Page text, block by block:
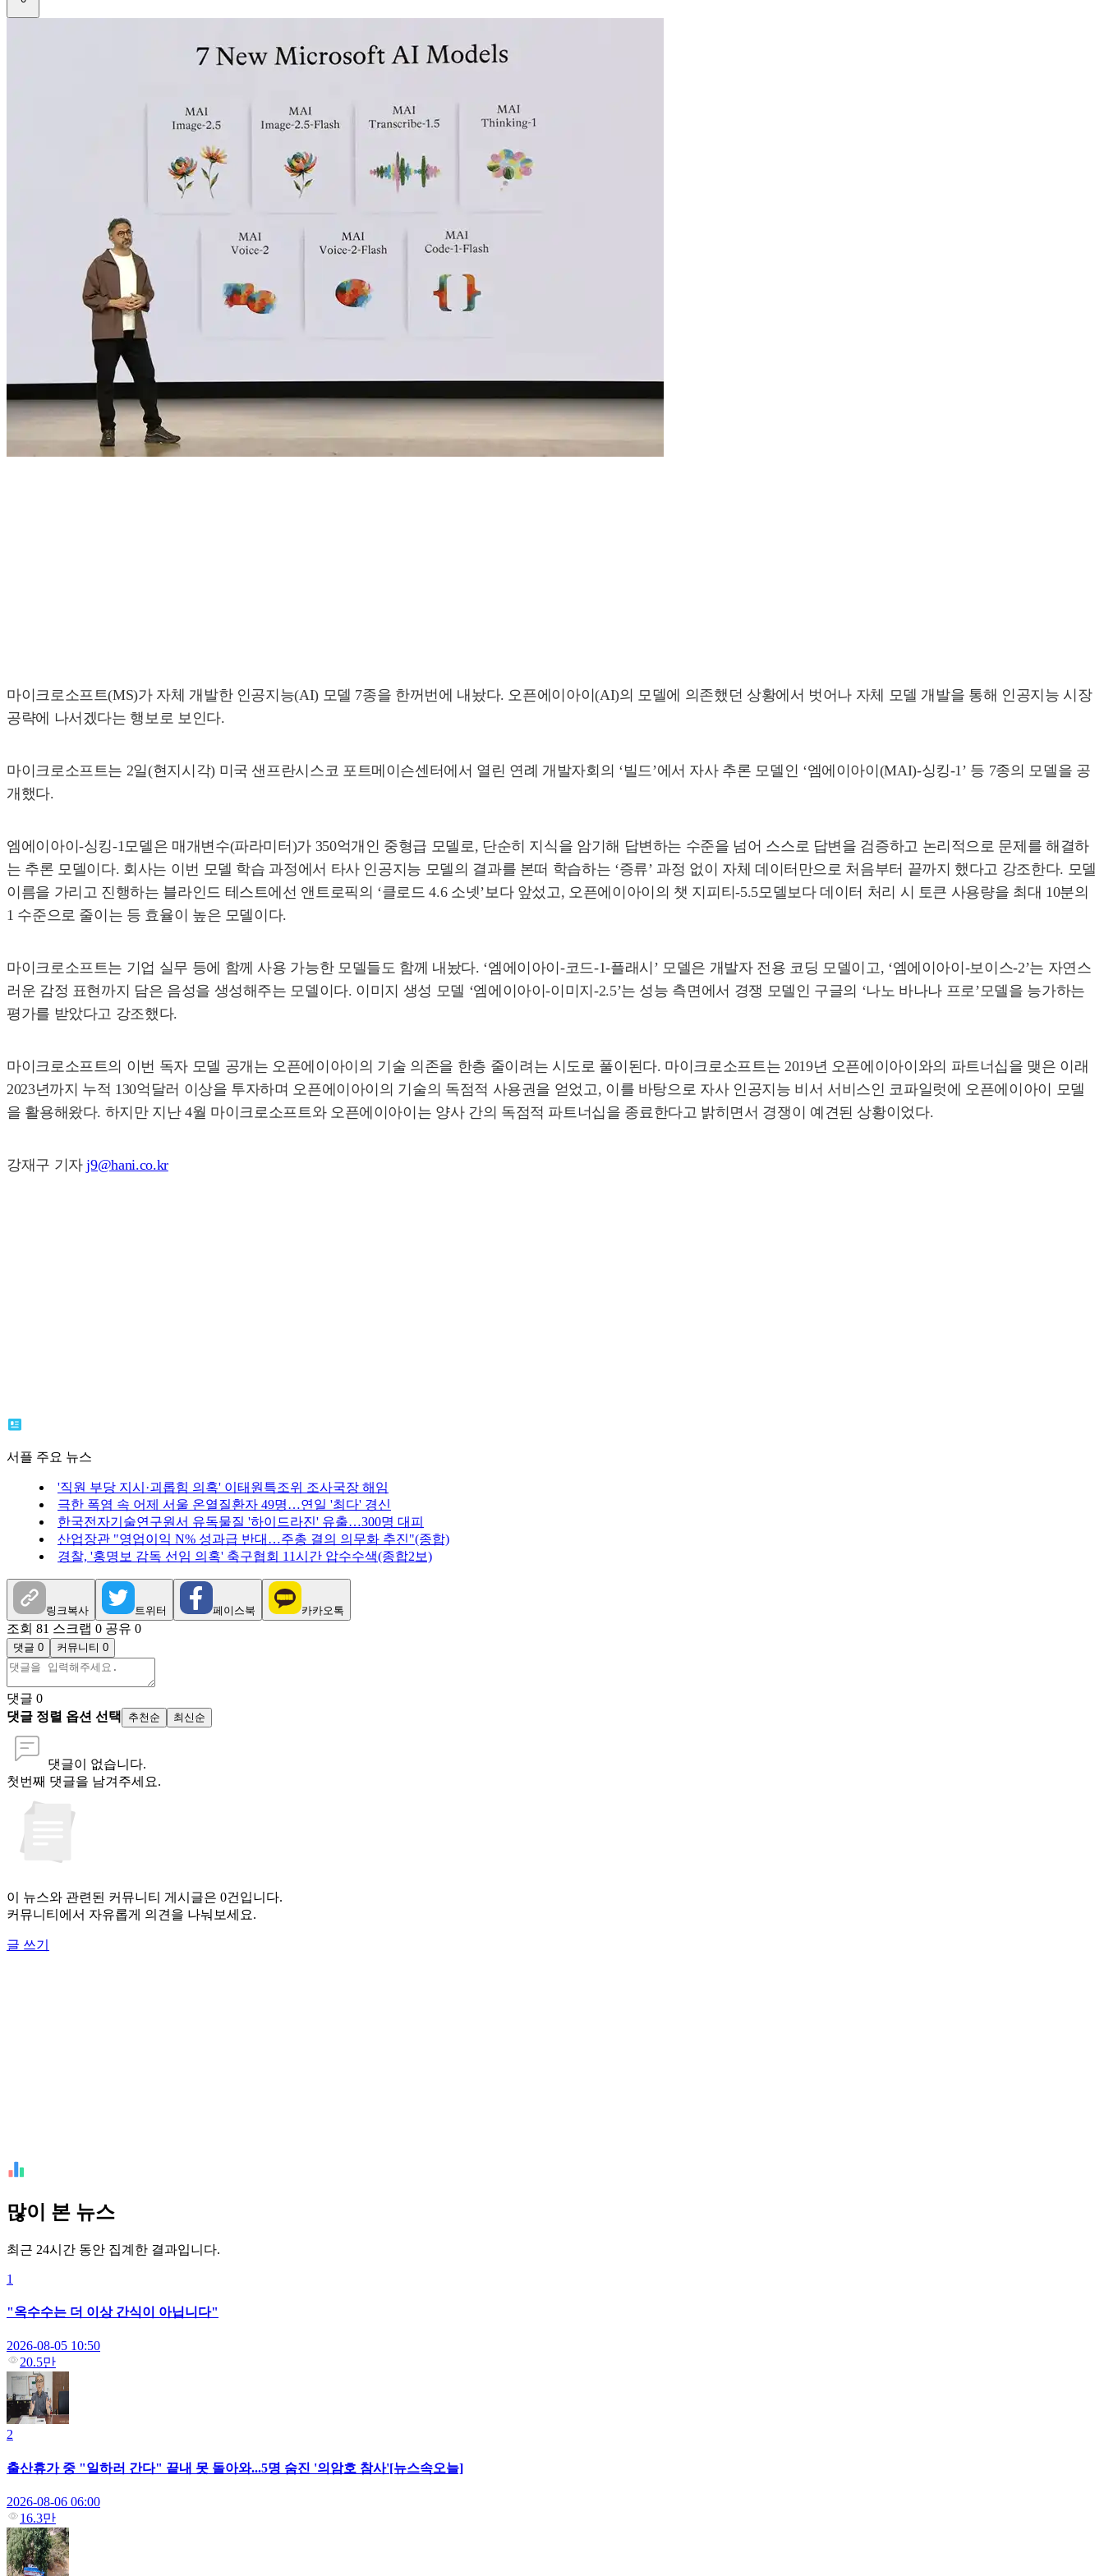
마이크로소프트(MS)가 자체 개발한 인공지능(AI) 모델 7종을 한꺼번에 내놨다. 오픈에이아이(AI)의 모델에 의존했던 상황에서 벗어나 자체 모델 개발을 통해 인공지능 시장
공략에 나서겠다는 행보로 보인다.
마이크로소프트는 2일(현지시각) 미국 샌프란시스코 포트메이슨센터에서 열린 연례 개발자회의 ‘빌드’에서 자사 추론 모델인 ‘엠에이아이(MAI)-싱킹-1’ 등 7종의 모델을 공
개했다.
엠에이아이-싱킹-1모델은 매개변수(파라미터)가 350억개인 중형급 모델로, 단순히 지식을 암기해 답변하는 수준을 넘어 스스로 답변을 검증하고 논리적으로 문제를 해결하
는 추론 모델이다. 회사는 이번 모델 학습 과정에서 타사 인공지능 모델의 결과를 본떠 학습하는 ‘증류’ 과정 없이 자체 데이터만으로 처음부터 끝까지 했다고 강조한다. 모델
이름을 가리고 진행하는 블라인드 테스트에선 앤트로픽의 ‘클로드 4.6 소넷’보다 앞섰고, 오픈에이아이의 챗 지피티-5.5모델보다 데이터 처리 시 토큰 사용량을 최대 10분의
1 수준으로 줄이는 등 효율이 높은 모델이다.
마이크로소프트는 기업 실무 등에 함께 사용 가능한 모델들도 함께 내놨다. ‘엠에이아이-코드-1-플래시’ 모델은 개발자 전용 코딩 모델이고, ‘엠에이아이-보이스-2’는 자연스
러운 감정 표현까지 담은 음성을 생성해주는 모델이다. 이미지 생성 모델 ‘엠에이아이-이미지-2.5’는 성능 측면에서 경쟁 모델인 구글의 ‘나노 바나나 프로’모델을 능가하는
평가를 받았다고 강조했다.
마이크로소프트의 이번 독자 모델 공개는 오픈에이아이의 기술 의존을 한층 줄이려는 시도로 풀이된다. 마이크로소프트는 2019년 오픈에이아이와의 파트너십을 맺은 이래
2023년까지 누적 130억달러 이상을 투자하며 오픈에이아이의 기술의 독점적 사용권을 얻었고, 이를 바탕으로 자사 인공지능 비서 서비스인 코파일럿에 오픈에이아이 모델
을 활용해왔다. 하지만 지난 4월 마이크로소프트와 오픈에이아이는 양사 간의 독점적 파트너십을 종료한다고 밝히면서 경쟁이 예견된 상황이었다.
강재구 기자j9@hani.co.kr
서플 주요 뉴스
'직원 부당 지시·괴롭힘 의혹' 이태원특조위 조사국장 해임
극한 폭염 속 어제 서울 온열질환자 49명…연일 '최다' 경신
한국전자기술연구원서 유독물질 '하이드라진' 유출…300명 대피
산업장관 "영업이익 N% 성과급 반대…주총 결의 의무화 추진"(종합)
경찰, '홍명보 감독 선임 의혹' 축구협회 11시간 압수수색(종합2보)
링크복사 트위터 페이스북 카카오톡
조회 81 스크랩 0 공유 0
댓글 0 커뮤니티 0
댓글 0
댓글 정렬 옵션 선택
추천순 최신순
댓글이 없습니다.
첫번째 댓글을 남겨주세요.
이 뉴스와 관련된 커뮤니티 게시글은 0건입니다.
커뮤니티에서 자유롭게 의견을 나눠보세요.
글 쓰기
많이 본 뉴스
최근 24시간 동안 집계한 결과입니다.
1
"옥수수는 더 이상 간식이 아닙니다"
2026-08-05 10:50
20.5만
2
출산휴가 중 "일하러 간다" 끝내 못 돌아와...5명 숨진 '의암호 참사'[뉴스속오늘]
2026-08-06 06:00
16.3만